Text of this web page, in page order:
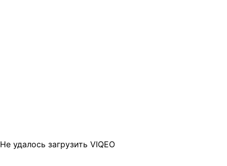
Не удалось загрузить VIQEO